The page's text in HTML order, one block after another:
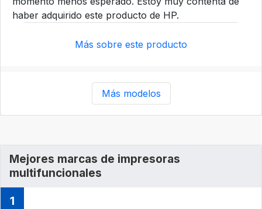
haber adquirido este producto de HP.
Más sobre este producto
Más modelos
Mejores marcas de impresoras
multifuncionales
1